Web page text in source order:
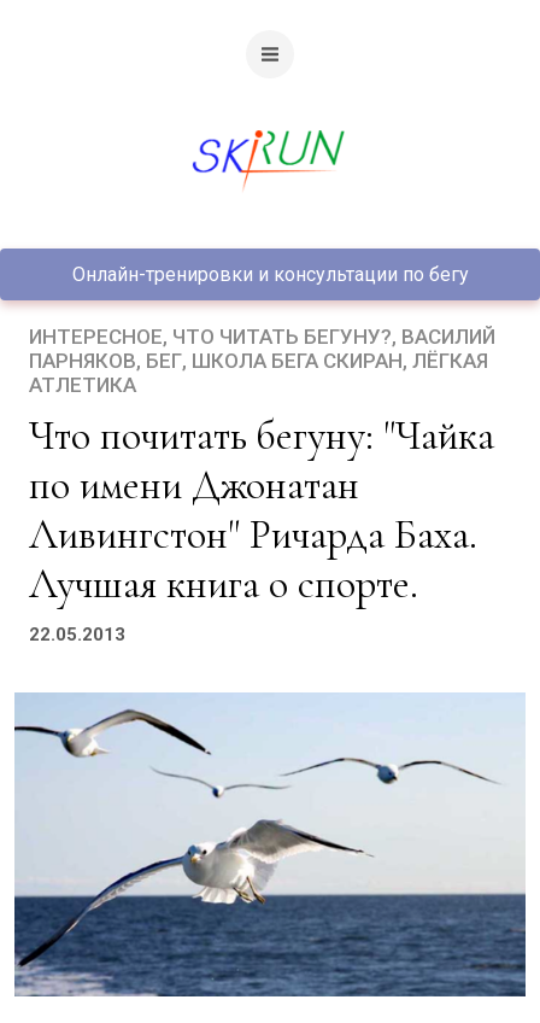
Онлайн-тренировки и консультации по бегу
ИНТЕРЕСНОЕ ЧТО ЧИТАТЬ БЕГУНУ? ВАСИЛИЙ
ПАРНЯКОВ БЕГ ШКОЛА БЕГА СКИРАН ЛЁГКАЯ
АТЛЕТИКА
Что почитать бегуну: "Чайка
по имени Джонатан
Ливингстон" Ричарда Баха.
Лучшая книга о спорте.
22.05.2013